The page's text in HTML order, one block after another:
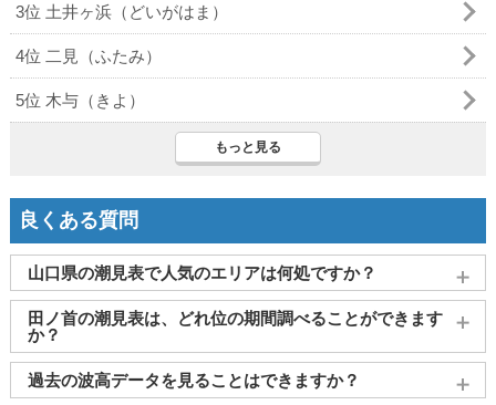
3位 土井ヶ浜（どいがはま）
4位 二見（ふたみ）
5位 木与（きよ）
もっと見る
良くある質問
山口県の潮見表で人気のエリアは何処ですか？
山口(三田尻) 、宇部 岩国、 大畠、周南市（徳山） がよく見
られております。
田ノ首の潮見表は、どれ位の期間調べることができます
か？
2011～2027年までの16年間分の潮汐情報や日の出・日の入りを
調べることができます。視覚的に分かり易くタイドグラフで、
過去の波高データを見ることはできますか？